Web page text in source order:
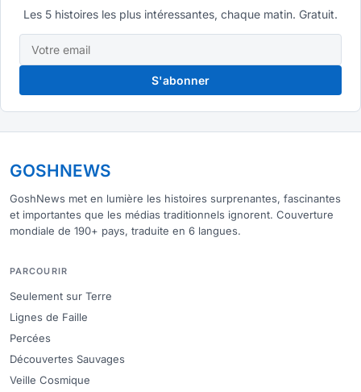
Les 5 histoires les plus intéressantes, chaque matin. Gratuit.
S'abonner
GOSHNEWS
GoshNews met en lumière les histoires surprenantes, fascinantes
et importantes que les médias traditionnels ignorent. Couverture
mondiale de 190+ pays, traduite en 6 langues.
PARCOURIR
Seulement sur Terre
Lignes de Faille
Percées
Découvertes Sauvages
Veille Cosmique